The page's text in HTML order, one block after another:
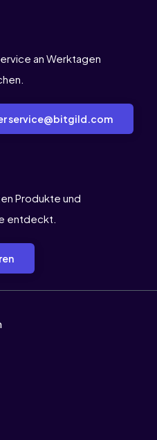
an Werktagen
service@bitgild.com
Produkte und
entdeckt.